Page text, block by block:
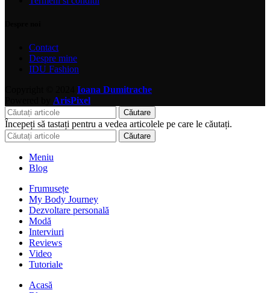
Contact
Despre mine
IDU Fashion
Ioana Dumitrache
ArisPixel
Căutare
Începeți să tastați pentru a vedea articolele pe care le căutați.
Căutare
Meniu
Blog
Frumusețe
My Body Journey
Dezvoltare personală
Modă
Interviuri
Reviews
Video
Tutoriale
Acasă